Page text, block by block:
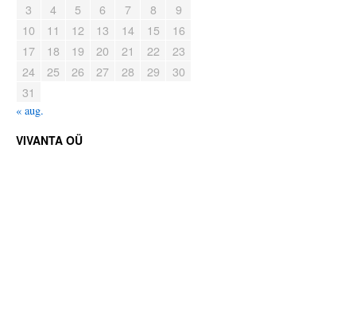
3
4 5 6 7 8
9
10
11 12 13 14 15
16
17
18 19 20 21 22
23
24
25 26 27 28 29
30
31
« aug.
VIVANTA OÜ